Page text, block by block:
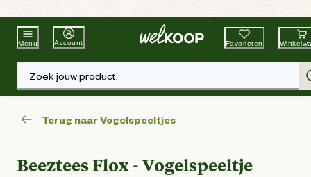
Beste WinkelketenTuin & Dier
Menu Account Favorieten
Zoek jouw product.
Terug naar Vogelspeeltjes
Beeztees Flox - Vogelspeeltje